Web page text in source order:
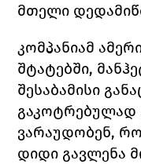
მთელი
კომპანიამ
შტატებში,
შესაბამისი
გაკოტრებულად
ვარაუდობენ,
დიდი გავლენა